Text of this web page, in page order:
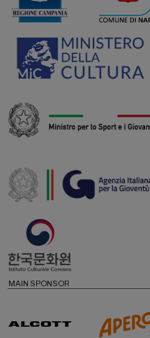
MAIN SPONSOR